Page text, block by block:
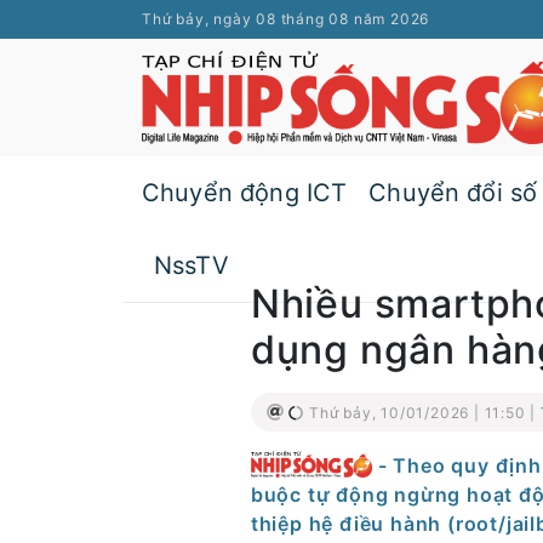
Thứ bảy, ngày 08 tháng 08 năm 2026
Chuyển động ICT Chuyển đổi số
NssTV
Nhiều
dụng ngân
Thứ bảy, 10/01/2026 | 11:50 |
- Theo quy
buộc tự động ngừng hoạt
thiệp hệ điều hành (root/